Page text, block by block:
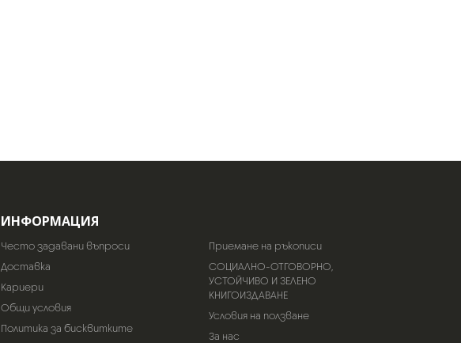
ИНФОРМАЦИЯ
Често задавани въпроси
Доставка
Кариери
Общи условия
Политика за бисквитките
Приемане на ръкописи
СОЦИАЛНО-ОТГОВОРНО,
УСТОЙЧИВО И ЗЕЛЕНО
КНИГОИЗДАВАНЕ
Условия на ползване
За нас